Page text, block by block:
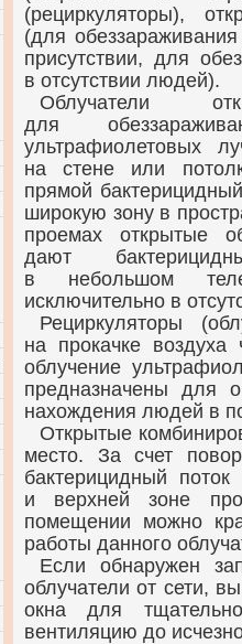
(рециркуляторы),
(для
присутствии, для
в отсутствии людей).
Облучатели
для
ультрафиолетовых
на стене или
прямой
широкую зону в
проемах открытые
дают
в небольшом
исключительно в
Рециркуляторы
на прокачке воздуха
облучение
предназначены для
нахождения людей в
Открытые
место. За счет
бактерицидный
и верхней зоне
помещении можно
работы данного
Если обнаружен
облучатели от сети,
окна для
вентиляцию до